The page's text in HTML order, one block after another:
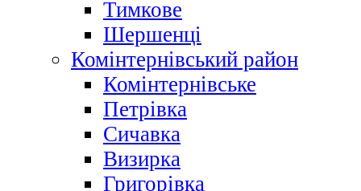
Тимкове
Шершенці
Комінтернівський район
Комінтернівське
Петрівка
Сичавка
Визирка
Григорівка